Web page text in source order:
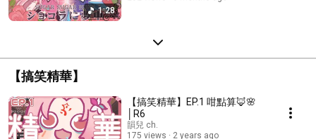
1:28
【搞笑精華】
【搞笑精華】EP.1 咁點算🦊🌸
│R6
韻兒 ch.
175 views
2 years ago